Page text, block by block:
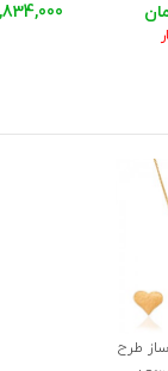
طرح